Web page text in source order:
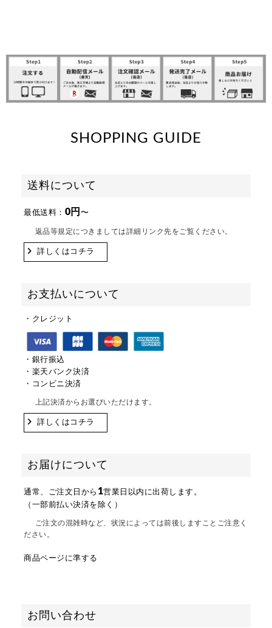
SHOPPING GUIDE
送料について
最低送料： 0円 〜
返品等規定につきましては詳細リンク先をご覧ください。
詳しくはコチラ
お支払いについて
・クレジット
・銀行振込
・楽天バンク決済
・コンビニ決済
上記決済からお選びいただけます。
詳しくはコチラ
お届けについて
通常、ご注文日から 1営業日以内に出荷します。
（一部前払い決済を除く）
ご注文の混雑時など、状況によっては前後しますことご注意く
ださい。
商品ページに準する
お問い合わせ